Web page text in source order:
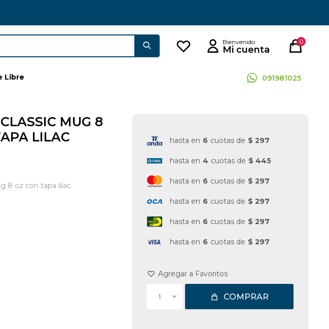
Libre 091981025
0
MUG 8
LILAC
8 oz con tapa lilac
hasta en 6 cuotas de $ 297
hasta en 4 cuotas de $ 445
hasta en 6 cuotas de $ 297
hasta en 6 cuotas de $ 297
hasta en 6 cuotas de $ 297
hasta en 6 cuotas de $ 297
1 COMPRAR